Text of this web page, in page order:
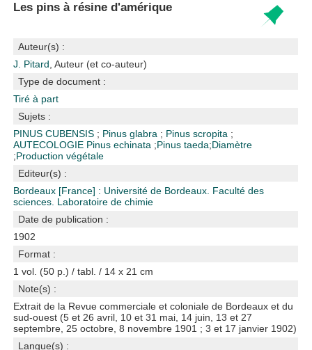
Les pins à résine d'amérique
Auteur(s) :
J. Pitard , Auteur (et co-auteur)
Type de document :
Tiré à part
Sujets :
PINUS CUBENSIS ; Pinus glabra ; Pinus scropita ;
AUTECOLOGIE Pinus echinata ;Pinus taeda;Diamètre
;Production végétale
Editeur(s) :
Bordeaux [France] : Université de Bordeaux. Faculté des
sciences. Laboratoire de chimie
Date de publication :
1902
Format :
1 vol. (50 p.) / tabl. / 14 x 21 cm
Note(s) :
Extrait de la Revue commerciale et coloniale de Bordeaux et du
sud-ouest (5 et 26 avril, 10 et 31 mai, 14 juin, 13 et 27
septembre, 25 octobre, 8 novembre 1901 ; 3 et 17 janvier 1902)
Langue(s) :